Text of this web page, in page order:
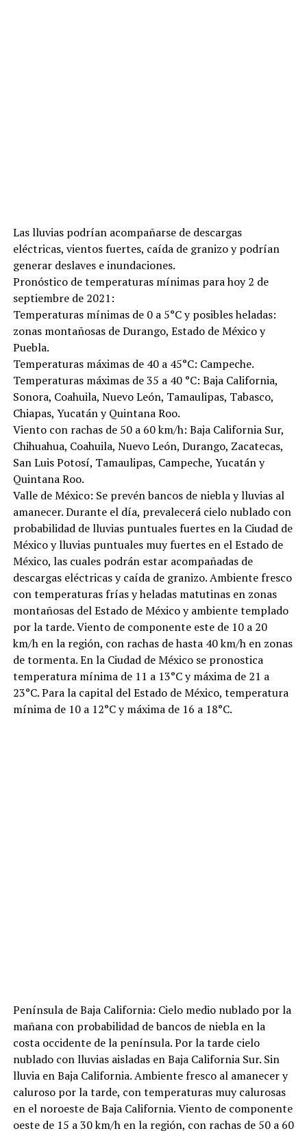
Las lluvias podrían acompañarse de descargas
eléctricas, vientos fuertes, caída de granizo y podrían
generar deslaves e inundaciones.
Pronóstico de temperaturas mínimas para hoy 2 de
septiembre de 2021:
Temperaturas mínimas de 0 a 5°C y posibles heladas:
zonas montañosas de Durango, Estado de México y
Puebla.
Temperaturas máximas de 40 a 45°C: Campeche.
Temperaturas máximas de 35 a 40 °C: Baja California,
Sonora, Coahuila, Nuevo León, Tamaulipas, Tabasco,
Chiapas, Yucatán y Quintana Roo.
Viento con rachas de 50 a 60 km/h: Baja California Sur,
Chihuahua, Coahuila, Nuevo León, Durango, Zacatecas,
San Luis Potosí, Tamaulipas, Campeche, Yucatán y
Quintana Roo.
Valle de México: Se prevén bancos de niebla y lluvias al
amanecer. Durante el día, prevalecerá cielo nublado con
probabilidad de lluvias puntuales fuertes en la Ciudad de
México y lluvias puntuales muy fuertes en el Estado de
México, las cuales podrán estar acompañadas de
descargas eléctricas y caída de granizo. Ambiente fresco
con temperaturas frías y heladas matutinas en zonas
montañosas del Estado de México y ambiente templado
por la tarde. Viento de componente este de 10 a 20
km/h en la región, con rachas de hasta 40 km/h en zonas
de tormenta. En la Ciudad de México se pronostica
temperatura mínima de 11 a 13°C y máxima de 21 a
23°C. Para la capital del Estado de México, temperatura
mínima de 10 a 12°C y máxima de 16 a 18°C.
Península de Baja California: Cielo medio nublado por la
mañana con probabilidad de bancos de niebla en la
costa occidente de la península. Por la tarde cielo
nublado con lluvias aisladas en Baja California Sur. Sin
lluvia en Baja California. Ambiente fresco al amanecer y
caluroso por la tarde, con temperaturas muy calurosas
en el noroeste de Baja California. Viento de componente
oeste de 15 a 30 km/h en la región, con rachas de 50 a 60